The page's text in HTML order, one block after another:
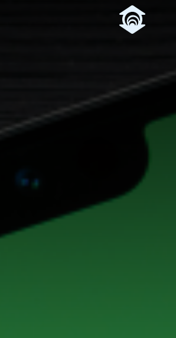
Pular para o Conteúdo principal